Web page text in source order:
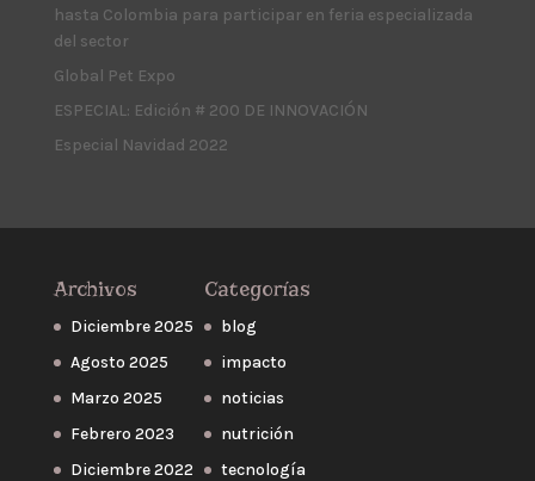
hasta Colombia para participar en feria especializada
del sector
Global Pet Expo
ESPECIAL: Edición # 200 DE INNOVACIÓN
Especial Navidad 2022
Archivos
Diciembre 2025
Agosto 2025
Marzo 2025
Febrero 2023
Diciembre 2022
Categorías
blog
impacto
noticias
nutrición
tecnología